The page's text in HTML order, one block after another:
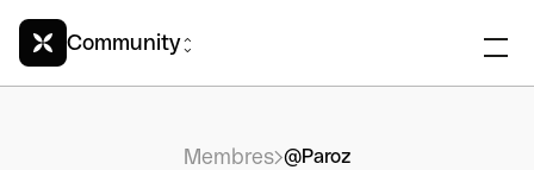
Community
Membres @Paroz